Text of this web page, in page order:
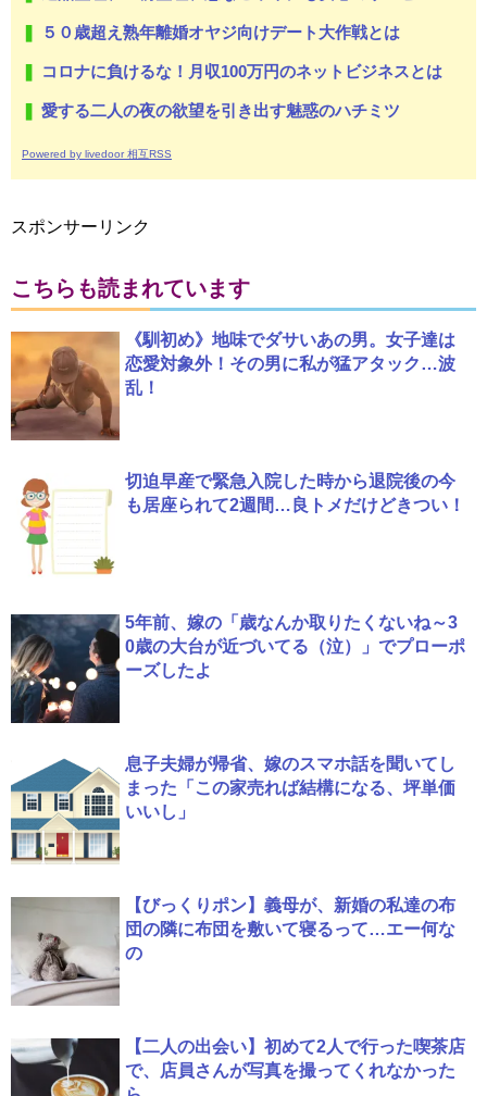
５０歳超え熟年離婚オヤジ向けデート大作戦とは
コロナに負けるな！月収100万円のネットビジネスとは
愛する二人の夜の欲望を引き出す魅惑のハチミツ
Powered by livedoor 相互RSS
スポンサーリンク
こちらも読まれています
《馴初め》地味でダサいあの男。女子達は
恋愛対象外！その男に私が猛アタック…波
乱！
切迫早産で緊急入院した時から退院後の今
も居座られて2週間…良トメだけどきつい！
5年前、嫁の「歳なんか取りたくないね～3
0歳の大台が近づいてる（泣）」でプローポ
ーズしたよ
息子夫婦が帰省、嫁のスマホ話を聞いてし
まった「この家売れば結構になる、坪単価
いいし」
【びっくりポン】義母が、新婚の私達の布
団の隣に布団を敷いて寝るって…エー何な
の
【二人の出会い】初めて2人で行った喫茶店
で、店員さんが写真を撮ってくれなかった